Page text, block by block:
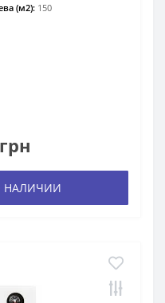
(м2): 150
НАЛИЧИИ